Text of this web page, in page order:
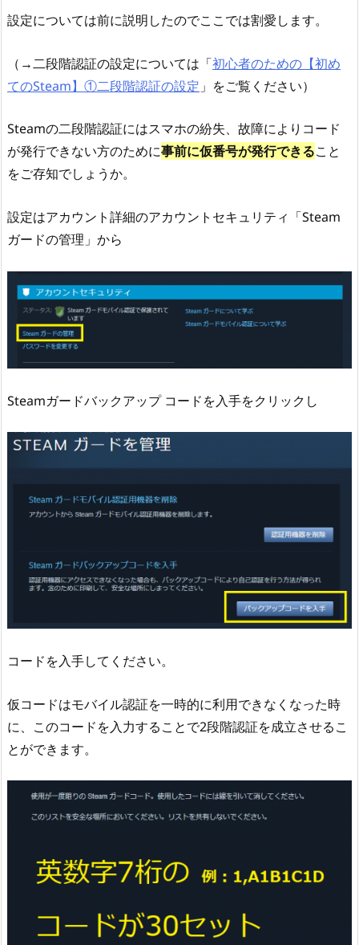
設定については前に説明したのでここでは割愛します。
（→二段階認証の設定については「初心者のための【初め
てのSteam】①二段階認証の設定 」をご覧ください）
Steamの二段階認証にはスマホの紛失、故障によりコード
が発行できない方のために事前に仮番号が発行できること
をご存知でしょうか。
設定はアカウント詳細のアカウントセキュリティ「Steam
ガードの管理」から
Steamガードバックアップ コードを入手をクリックし
コードを入手してください。
仮コードはモバイル認証を一時的に利用できなくなった時
に、このコードを入力することで2段階認証を成立させるこ
とができます。